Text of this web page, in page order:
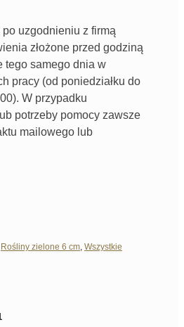
uzgodnieniu z firmą
złożone przed godziną
tego samego dnia w
pracy (od poniedziałku do
W przypadku
potrzeby pomocy zawsze
mailowego lub
Rośliny zielone 6 cm Wszystkie